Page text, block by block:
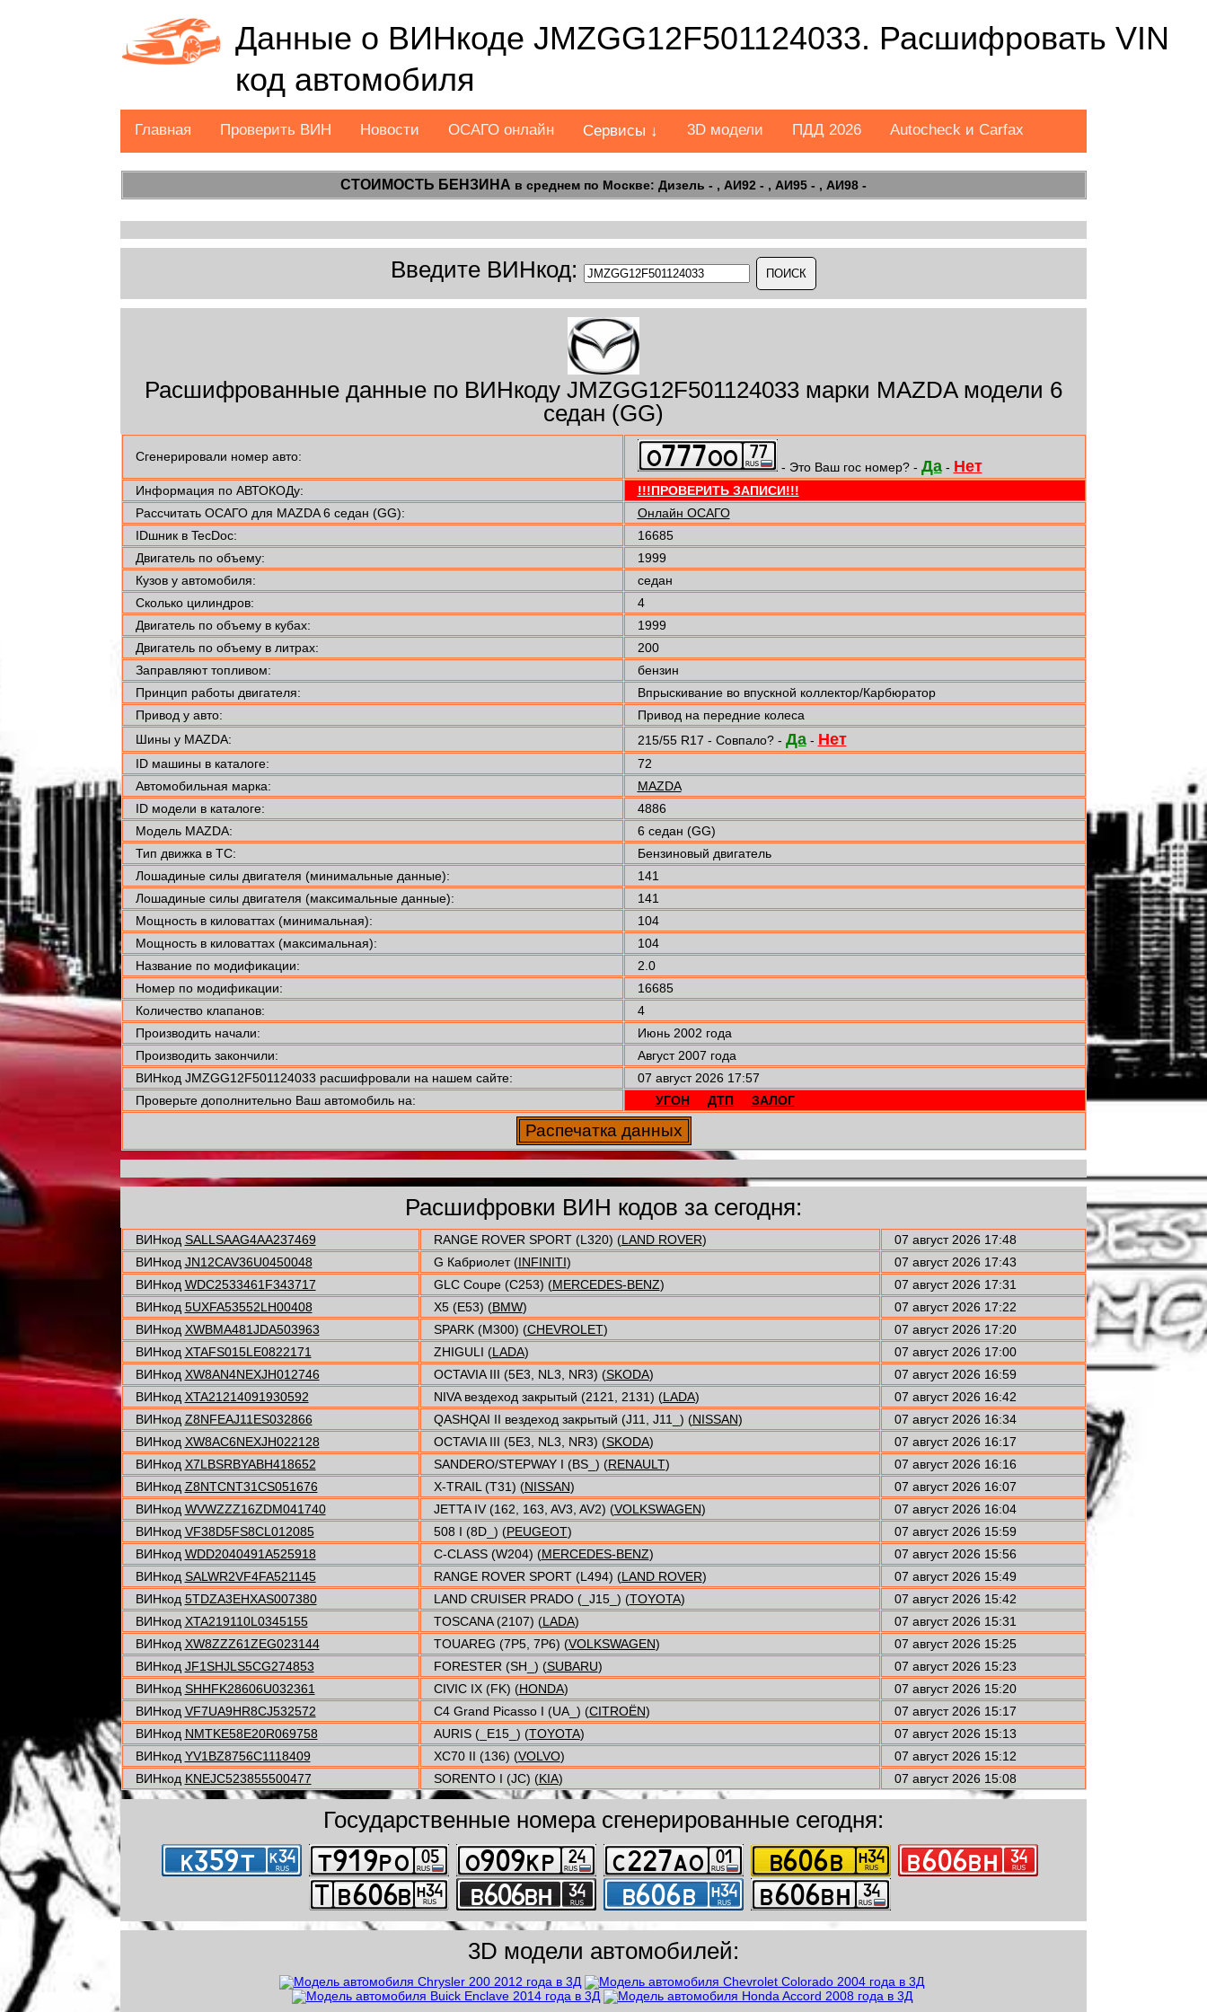
Данные о ВИНкоде JMZGG12F501124033. Расшифровать VIN
код автомобиля
Главная Проверить ВИН Новости ОСАГО онлайн Сервисы ↓ 3D модели ПДД 2026 Autocheck и Carfax
СТОИМОСТЬ БЕНЗИНА в среднем по Москве: Дизель - , АИ92 - , АИ95 - , АИ98 -
Введите ВИНкод:
Расшифрованные данные по ВИНкоду JMZGG12F501124033 марки MAZDA модели 6
седан (GG)
Сгенерировали номер авто:
- Это Ваш гос номер? - Да- Нет
Информация по АВТОКОДу:
!!!ПРОВЕРИТЬ ЗАПИСИ!!!
Рассчитать ОСАГО для MAZDA 6 седан (GG):
Онлайн ОСАГО
IDшник в TecDoc:
16685
Двигатель по объему:
1999
Кузов у автомобиля:
седан
Сколько цилиндров:
4
Двигатель по объему в кубах:
1999
Двигатель по объему в литрах:
200
Заправляют топливом:
бензин
Принцип работы двигателя:
Впрыскивание во впускной коллектор/Карбюратор
Привод у авто:
Привод на передние колеса
Шины у MAZDA:
215/55 R17 - Совпало? - Да- Нет
ID машины в каталоге:
72
Автомобильная марка:
MAZDA
ID модели в каталоге:
4886
Модель MAZDA:
6 седан (GG)
Тип движка в ТС:
Бензиновый двигатель
Лошадиные силы двигателя (минимальные данные):
141
Лошадиные силы двигателя (максимальные данные):
141
Мощность в киловаттах (минимальная):
104
Мощность в киловаттах (максимальная):
104
Название по модификации:
2.0
Номер по модификации:
16685
Количество клапанов:
4
Производить начали:
Июнь 2002 года
Производить закончили:
Август 2007 года
ВИНкод JMZGG12F501124033 расшифровали на нашем сайте:
07 август 2026 17:57
Проверьте дополнительно Ваш автомобиль на:
УГОН ДТП ЗАЛОГ
Расшифровки ВИН кодов за сегодня:
ВИНкод SALLSAAG4AA237469 RANGE ROVER SPORT (L320) (LAND ROVER)
07 август 2026 17:48
ВИНкод JN12CAV36U0450048 G Кабриолет (INFINITI)
07 август 2026 17:43
ВИНкод WDC2533461F343717 GLC Coupe (C253) (MERCEDES-BENZ)
07 август 2026 17:31
ВИНкод 5UXFA53552LH00408 X5 (E53) (BMW)
07 август 2026 17:22
ВИНкод XWBMA481JDA503963 SPARK (M300) (CHEVROLET)
07 август 2026 17:20
ВИНкод XTAFS015LE0822171 ZHIGULI (LADA)
07 август 2026 17:00
ВИНкод XW8AN4NEXJH012746 OCTAVIA III (5E3, NL3, NR3) (SKODA)
07 август 2026 16:59
ВИНкод XTA21214091930592 NIVA вездеход закрытый (2121, 2131) (LADA)
07 август 2026 16:42
ВИНкод Z8NFEAJ11ES032866 QASHQAI II вездеход закрытый (J11, J11_) (NISSAN)
07 август 2026 16:34
ВИНкод XW8AC6NEXJH022128 OCTAVIA III (5E3, NL3, NR3) (SKODA)
07 август 2026 16:17
ВИНкод X7LBSRBYABH418652 SANDERO/STEPWAY I (BS_) (RENAULT)
07 август 2026 16:16
ВИНкод Z8NTCNT31CS051676 X-TRAIL (T31) (NISSAN)
07 август 2026 16:07
ВИНкод WVWZZZ16ZDM041740 JETTA IV (162, 163, AV3, AV2) (VOLKSWAGEN)
07 август 2026 16:04
ВИНкод VF38D5FS8CL012085 508 I (8D_) (PEUGEOT)
07 август 2026 15:59
ВИНкод WDD2040491A525918 C-CLASS (W204) (MERCEDES-BENZ)
07 август 2026 15:56
ВИНкод SALWR2VF4FA521145 RANGE ROVER SPORT (L494) (LAND ROVER)
07 август 2026 15:49
ВИНкод 5TDZA3EHXAS007380 LAND CRUISER PRADO (_J15_) (TOYOTA)
07 август 2026 15:42
ВИНкод XTA219110L0345155 TOSCANA (2107) (LADA)
07 август 2026 15:31
ВИНкод XW8ZZZ61ZEG023144 TOUAREG (7P5, 7P6) (VOLKSWAGEN)
07 август 2026 15:25
ВИНкод JF1SHJLS5CG274853 FORESTER (SH_) (SUBARU)
07 август 2026 15:23
ВИНкод SHHFK28606U032361 CIVIC IX (FK) (HONDA)
07 август 2026 15:20
ВИНкод VF7UA9HR8CJ532572 C4 Grand Picasso I (UA_) (CITROËN)
07 август 2026 15:17
ВИНкод NMTKE58E20R069758 AURIS (_E15_) (TOYOTA)
07 август 2026 15:13
ВИНкод YV1BZ8756C1118409 XC70 II (136) (VOLVO)
07 август 2026 15:12
ВИНкод KNEJC523855500477 SORENTO I (JC) (KIA) 07 август 2026 15:08
Государственные номера сгенерированные сегодня:
3D модели автомобилей: